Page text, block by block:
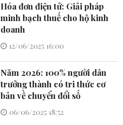
Hóa đơn điện tử: Giải pháp
minh bạch thuế cho hộ kinh
doanh
12/06/2025 16:00
Năm 2026: 100% người dân
trưởng thành có tri thức cơ
bản về chuyển đổi số
06/06/2025 18:52